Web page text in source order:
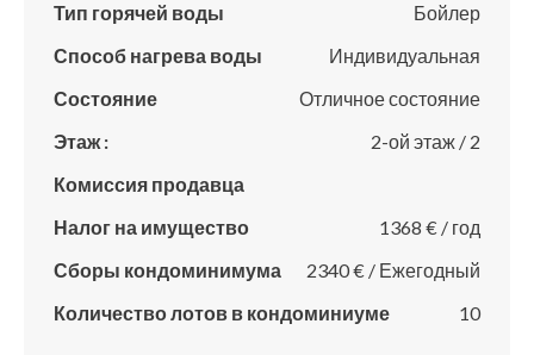
Тип горячей воды
Бойлер
Способ нагрева воды
Индивидуальная
Состояние
Отличное состояние
Этаж :
2-ой этаж / 2
Комиссия продавца
Налог на имущество
1368 € / год
Сборы кондоминимума
2340 € / Ежегодный
Количество лотов в кондоминиуме
10